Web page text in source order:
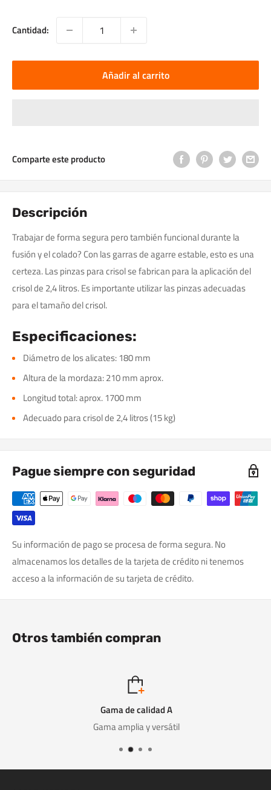
Cantidad:
Añadir al carrito
Comparte este producto
Descripción
Trabajar de forma segura pero también funcional durante la
fusión y el colado? Con las garras de agarre estable, esto es una
certeza. Las pinzas para crisol se fabrican para la aplicación del
crisol de 2,4 litros. Es importante utilizar las pinzas adecuadas
para el tamaño del crisol.
Especificaciones:
Diámetro de los alicates: 180 mm
Altura de la mordaza: 210 mm aprox.
Longitud total: aprox. 1700 mm
Adecuado para crisol de 2,4 litros (15 kg)
Pague siempre con seguridad
Su información de pago se procesa de forma segura. No
almacenamos los detalles de la tarjeta de crédito ni tenemos
acceso a la información de su tarjeta de crédito.
Otros también compran
Gama de calidad A
Gama amplia y versátil